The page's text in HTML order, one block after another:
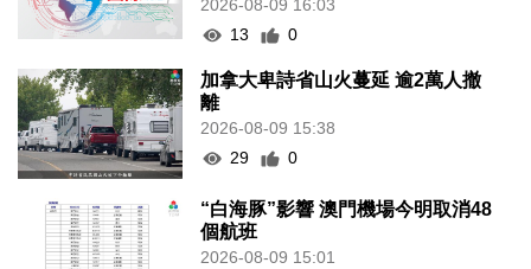
2026-08-09 16:03
13
0
加拿大卑詩省山火蔓延 逾2萬人撤
離
2026-08-09 15:38
29
0
“白海豚”影響 澳門機場今明取消48
個航班
2026-08-09 15:01